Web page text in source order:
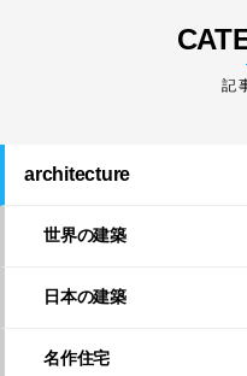
architecture
世界の建築
日本の建築
名作住宅